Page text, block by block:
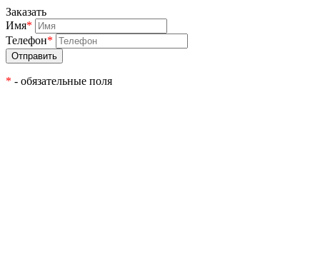
Заказать
Имя*
Телефон*
* - обязательные поля